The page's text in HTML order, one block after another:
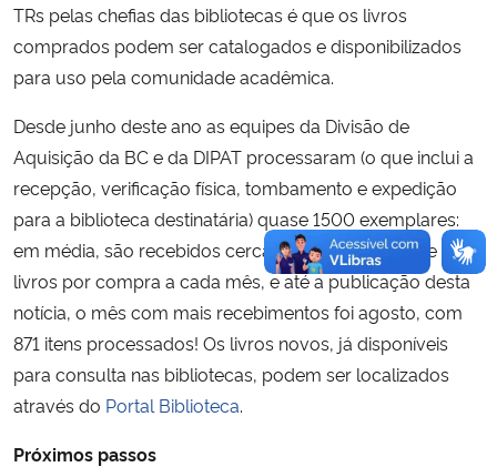
TRs pelas chefias das bibliotecas é que os livros
comprados podem ser catalogados e disponibilizados
para uso pela comunidade acadêmica.
Desde junho deste ano as equipes da Divisão de
Aquisição da BC e da DIPAT processaram (o que inclui a
recepção, verificação física, tombamento e expedição
para a biblioteca destinatária) quase 1500 exemplares:
em média, são recebidos cerca 300 exemplares de
livros por compra a cada mês, e até a publicação desta
notícia, o mês com mais recebimentos foi agosto, com
871 itens processados! Os livros novos, já disponíveis
para consulta nas bibliotecas, podem ser localizados
através do Portal Biblioteca.
Próximos passos